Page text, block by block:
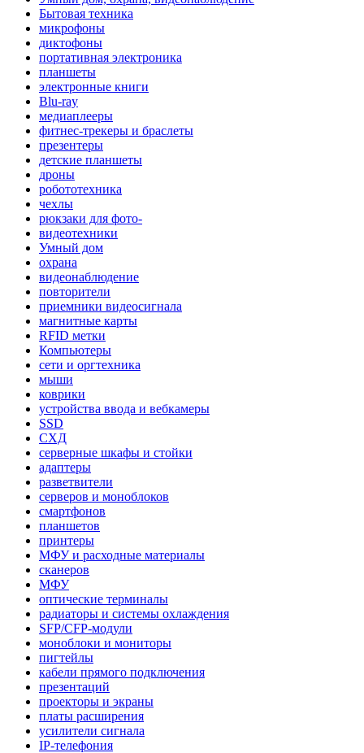
Бытовая техника
микрофоны
диктофоны
портативная электроника
планшеты
электронные книги
Blu-ray
медиаплееры
фитнес-трекеры и браслеты
презентеры
детские планшеты
дроны
робототехника
чехлы
рюкзаки для фото-
видеотехники
Умный дом
охрана
видеонаблюдение
повторители
приемники видеосигнала
магнитные карты
RFID метки
Компьютеры
сети и оргтехника
мыши
коврики
устройства ввода и вебкамеры
SSD
СХД
серверные шкафы и стойки
адаптеры
разветвители
серверов и моноблоков
смартфонов
планшетов
принтеры
МФУ и расходные материалы
сканеров
МФУ
оптические терминалы
радиаторы и системы охлаждения
SFP/CFP-модули
моноблоки и мониторы
пигтейлы
кабели прямого подключения
презентаций
проекторы и экраны
платы расширения
усилители сигнала
IP-телефония